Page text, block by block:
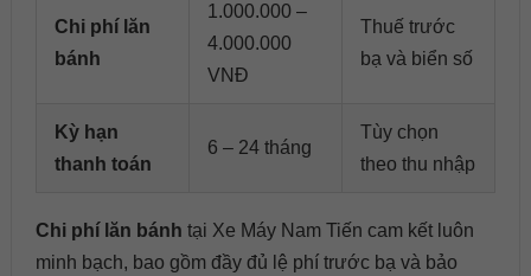
Chi phí lăn
bánh
1.000.000 –
4.000.000
VNĐ
Thuế trước
bạ và biển số
Kỳ hạn
thanh toán
6 – 24 tháng
Tùy chọn
theo thu nhập
Chi phí lăn bánh tại Xe Máy Nam Tiến cam kết luôn
minh bạch, bao gồm đầy đủ lệ phí trước bạ và bảo